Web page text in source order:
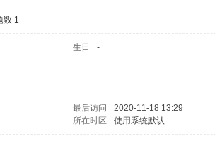
数 1
生日 -
最后访问 2020-11-18 13:29
所在时区 使用系统默认